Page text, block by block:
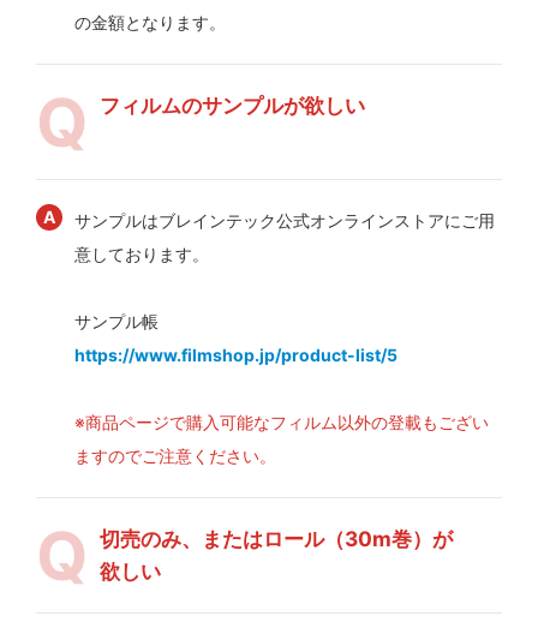
の金額となります。
フィルムのサンプルが欲しい
サンプルはブレインテック公式オンラインストアにご用
意しております。
サンプル帳
https://www.filmshop.jp/product-list/5
※商品ページで購入可能なフィルム以外の登載もござい
ますのでご注意ください。
切売のみ、またはロール（30m巻）が
欲しい